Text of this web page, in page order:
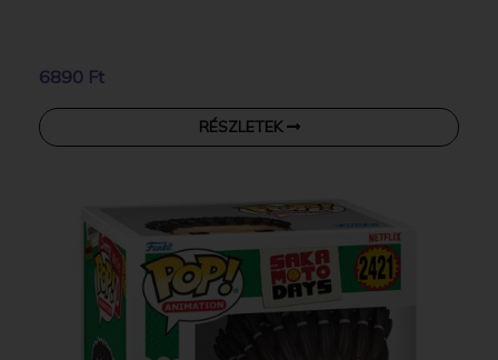
6890 Ft
RÉSZLETEK